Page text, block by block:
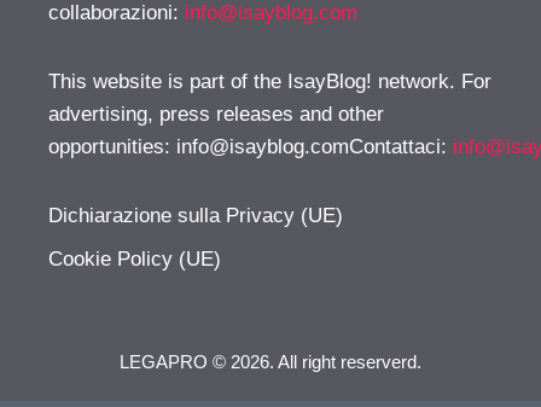
collaborazioni: info@isayblog.com
This website is part of the IsayBlog! network. For
advertising, press releases and other
opportunities: info@isayblog.comContattaci:
Dichiarazione sulla Privacy (UE)
Cookie Policy (UE)
LEGAPRO © 2026. All right reserverd.